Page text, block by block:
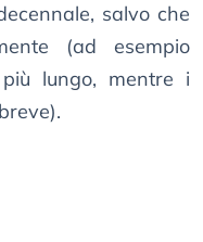
salvo che
(ad esempio
lungo, mentre i